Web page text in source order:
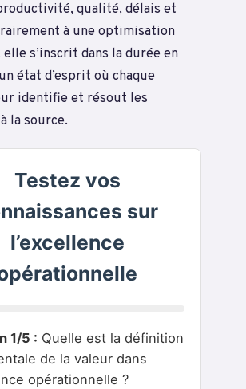
qualité, délais et
à une optimisation
s’inscrit dans la durée en
état d’esprit où chaque
identifie et résout les
la source.
Testez vos
sur
l’excellence
1/5 : Quelle est la définition
de la valeur dans
opérationnelle ?